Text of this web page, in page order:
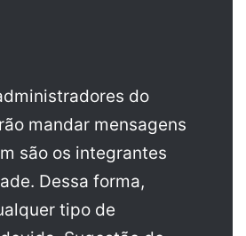
do
mandar mensagens
são os integrantes
Dessa forma,
tipo de